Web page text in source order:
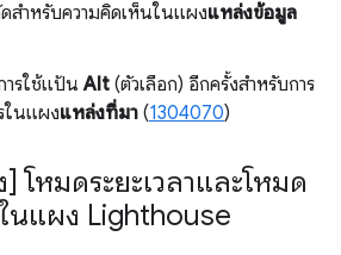
ำหรับความคิดเห็นในแผงแหล่งข้อมูล
ารใช้แป้นAlt (ตัวเลือก) อีกครั้งสำหรับการ
ในแผงแหล่งที่มา (1304070)
โหมดระยะเวลาและโหมด
แผง Lighthouse